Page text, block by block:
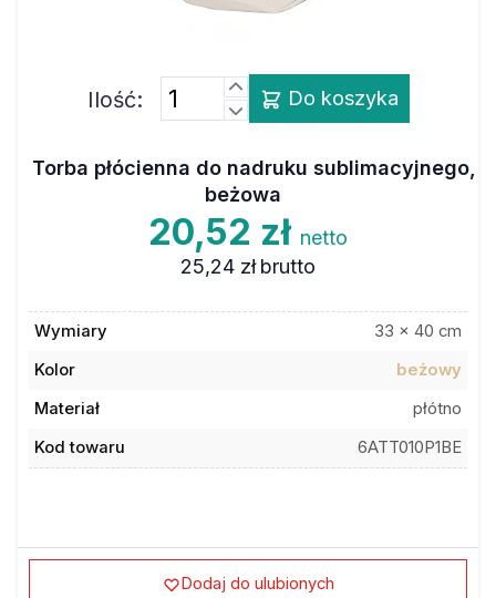
Ilość: Do koszyka
Torba płócienna do nadruku sublimacyjnego,
beżowa
20,52 zł netto
25,24 zł brutto
Wymiary
33 x 40 cm
Kolor
beżowy
Materiał
płótno
Kod towaru
6ATT010P1BE
Dodaj do ulubionych